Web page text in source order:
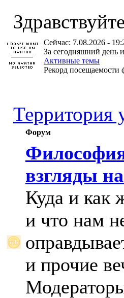
Сейчас: 7.08.2026 -
За сегодняшний день
Активные темы
Рекорд посещаемости
Территория
Форум
взгляды
Куда и как
и что нам
и прочие